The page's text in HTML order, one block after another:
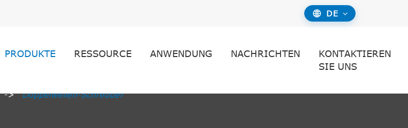
 DE
PRODUKTE RESSOURCE ANWENDUNG NACHRICHTEN
KONTAKTIEREN
SIE UNS
Doppelwellen-Schredder